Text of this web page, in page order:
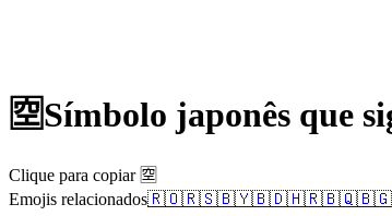
🈳Símbolo japonês que
Clique para copiar 🈳
Emojis relacionados🇷🇴🇷🇸🇧🇾🇧🇩🇭🇷🇧🇶🇧🇬